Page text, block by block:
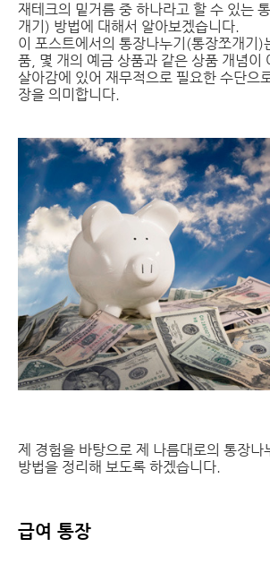
재테크의 밑거름 중 하나라고 할 수 있는
개기) 방법에 대해서 알아보겠습니다.
이 포스트에서의 통장나누기(통장쪼개기)
품, 몇 개의 예금 상품과 같은 상품 개념이
살아감에 있어 재무적으로 필요한 수단으
장을 의미합니다.
제 경험을 바탕으로 제 나름대로의 통장나
방법을 정리해 보도록 하겠습니다.
급여 통장